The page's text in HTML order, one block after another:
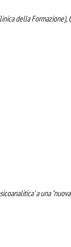
della
a una